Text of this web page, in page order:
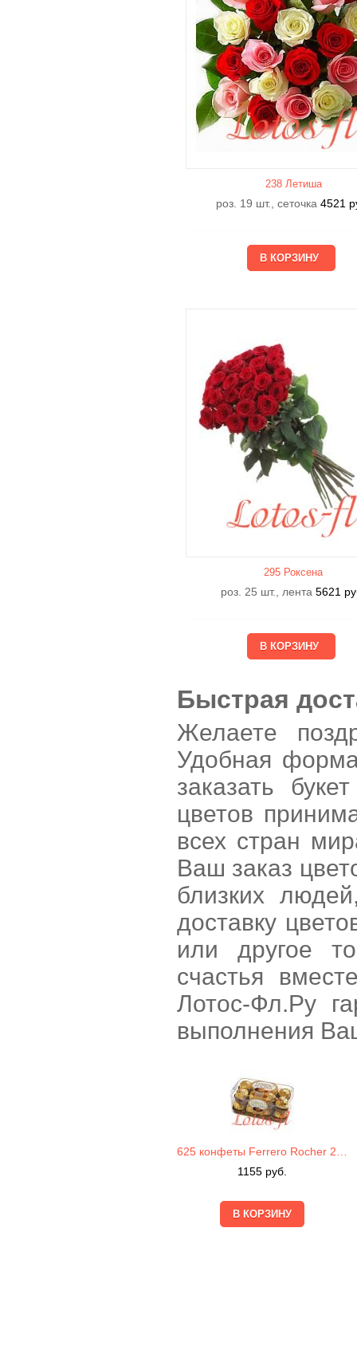
238 Летишa
роз. 19 шт., сеточка4521
295 Роксена
роз. 25 шт., лента5621
Быстрая
Желаете
Удобная
заказать
цветов
всех стран
Ваш заказ
близких
доставку
или другое
счастья
Лотос-Фл.Ру
выполнения
1155 руб.